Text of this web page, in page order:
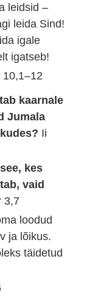
leidsid –
leida Sind!
igale
igatseb!
kaarnale
Jumala
Ii
kes
vaid
3,7
loodud
ja lõikus.
täidetud